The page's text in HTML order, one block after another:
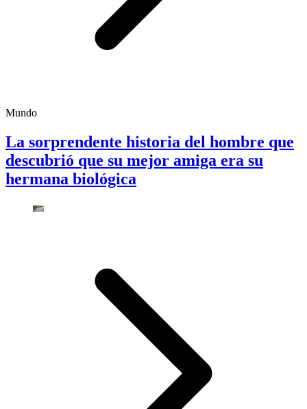
Mundo
La sorprendente historia del hombre que
descubrió que su mejor amiga era su
hermana biológica